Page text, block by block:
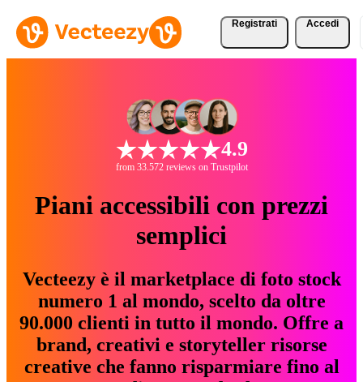
Registrati Accedi
4.9
from 33.572 reviews on Trustpilot
Piani accessibili con prezzi
semplici
Vecteezy è il marketplace di foto stock
numero 1 al mondo, scelto da oltre
90.000 clienti in tutto il mondo. Offre a
brand, creativi e storyteller risorse
creative che fanno risparmiare fino al